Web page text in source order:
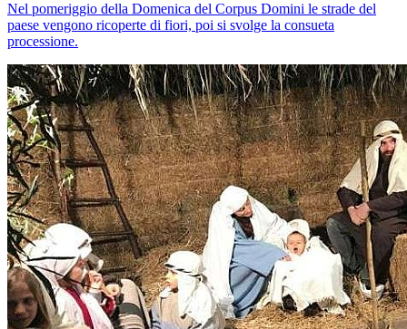
Nel pomeriggio della Domenica del Corpus Domini le strade del
paese vengono ricoperte di fiori, poi si svolge la consueta
processione.